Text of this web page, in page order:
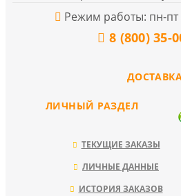
Режим работы: пн-пт
8 (800) 35-
ЛИЧНЫЙ РАЗДЕЛ
ТЕКУЩИЕ ЗАКАЗЫ
ЛИЧНЫЕ ДАННЫЕ
ИСТОРИЯ ЗАКАЗОВ